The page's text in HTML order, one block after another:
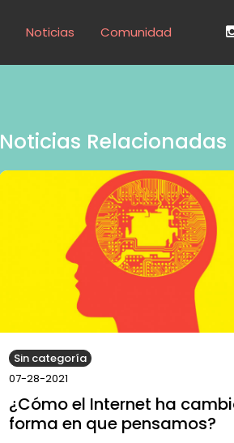
Noticias Comunidad
Noticias Relacionadas
Sin categoría
07-28-2021
¿Cómo el Internet ha
forma en que pensamos?